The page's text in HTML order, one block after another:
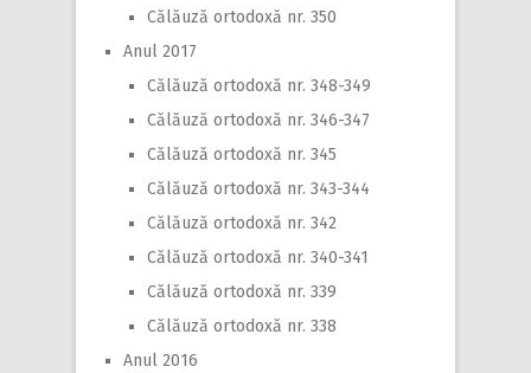
Călăuză ortodoxă nr. 350
Anul 2017
Călăuză ortodoxă nr. 348-349
Călăuză ortodoxă nr. 346-347
Călăuză ortodoxă nr. 345
Călăuză ortodoxă nr. 343-344
Călăuză ortodoxă nr. 342
Călăuză ortodoxă nr. 340-341
Călăuză ortodoxă nr. 339
Călăuză ortodoxă nr. 338
Anul 2016